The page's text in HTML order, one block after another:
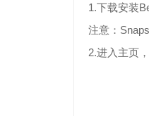
1.下载安装
注意：
2.进入主页